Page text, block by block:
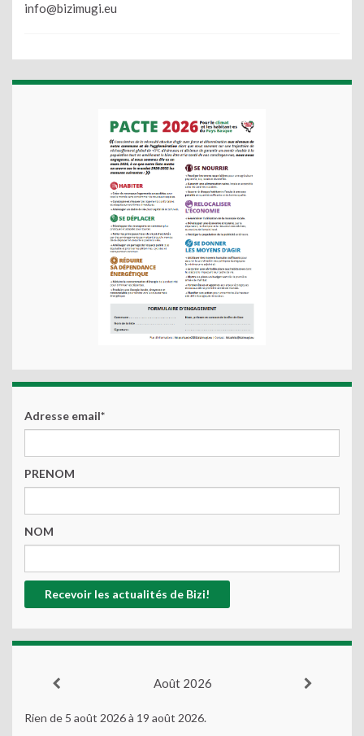
info@bizimugi.eu
Adresse email*
PRENOM
NOM
Août 2026
Rien de 5 août 2026 à 19 août 2026.